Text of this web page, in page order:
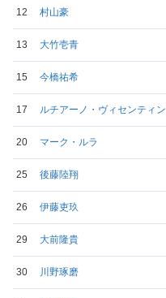
12 村山豪
13 大竹壱青
15 今橋祐希
17 ルチアーノ・ヴィセンティン
20 マーク・ルラ
25 後藤陸翔
26 伊藤吏玖
29 大前隆貴
30 川野琢磨